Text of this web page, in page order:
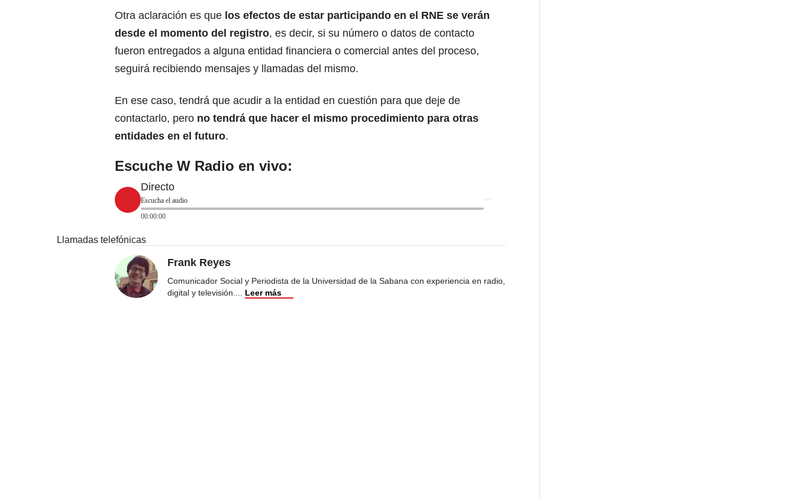
Otra aclaración es que los efectos de estar participando en el RNE se verán
desde el momento del registro, es decir, si su número o datos de contacto
fueron entregados a alguna entidad financiera o comercial antes del proceso,
seguirá recibiendo mensajes y llamadas del mismo.
En ese caso, tendrá que acudir a la entidad en cuestión para que deje de
contactarlo, pero no tendrá que hacer el mismo procedimiento para otras
entidades en el futuro.
Escuche W Radio en vivo:
Directo
Escucha el audio
00:00:00
Llamadas telefónicas
Frank Reyes
Comunicador Social y Periodista de la Universidad de la Sabana con experiencia en radio,
digital y televisión.... Leer más